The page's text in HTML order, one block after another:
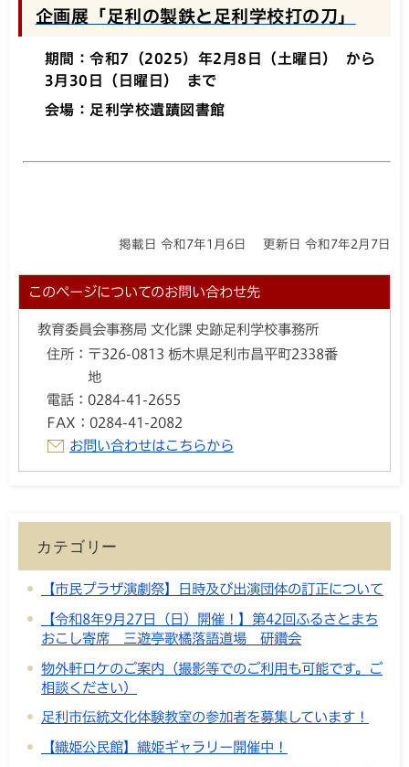
企画展「足利の製鉄と足利学校打の刀」
期間：令和7（2025）年2月8日（土曜日） から
3月30日（日曜日） まで
会場：足利学校遺蹟図書館
掲載日 令和7年1月6日 更新日 令和7年2月7日
このページについてのお問い合わせ先
教育委員会事務局 文化課 史跡足利学校事務所
住所： 〒326-0813 栃木県足利市昌平町2338番
地
電話： 0284-41-2655
FAX： 0284-41-2082
お問い合わせはこちらから
カテゴリー
【市民プラザ演劇祭】日時及び出演団体の訂正について
【令和8年9月27日（日）開催！】第42回ふるさとまち
おこし寄席 三遊亭歌橘落語道場 研鑽会
物外軒ロケのご案内（撮影等でのご利用も可能です。ご
相談ください）
足利市伝統文化体験教室の参加者を募集しています！
【織姫公民館】織姫ギャラリー開催中！